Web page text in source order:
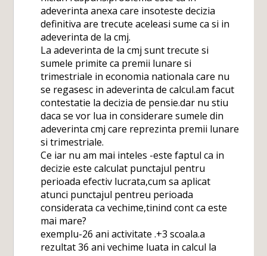
adeverinta anexa care insoteste decizia
definitiva are trecute aceleasi sume ca si in
adeverinta de la cmj.
La adeverinta de la cmj sunt trecute si
sumele primite ca premii lunare si
trimestriale in economia nationala care nu
se regasesc in adeverinta de calcul.am facut
contestatie la decizia de pensie.dar nu stiu
daca se vor lua in considerare sumele din
adeverinta cmj care reprezinta premii lunare
si trimestriale.
Ce iar nu am mai inteles -este faptul ca in
decizie este calculat punctajul pentru
perioada efectiv lucrata,cum sa aplicat
atunci punctajul pentreu perioada
considerata ca vechime,tinind cont ca este
mai mare?
exemplu-26 ani activitate .+3 scoala.a
rezultat 36 ani vechime luata in calcul la